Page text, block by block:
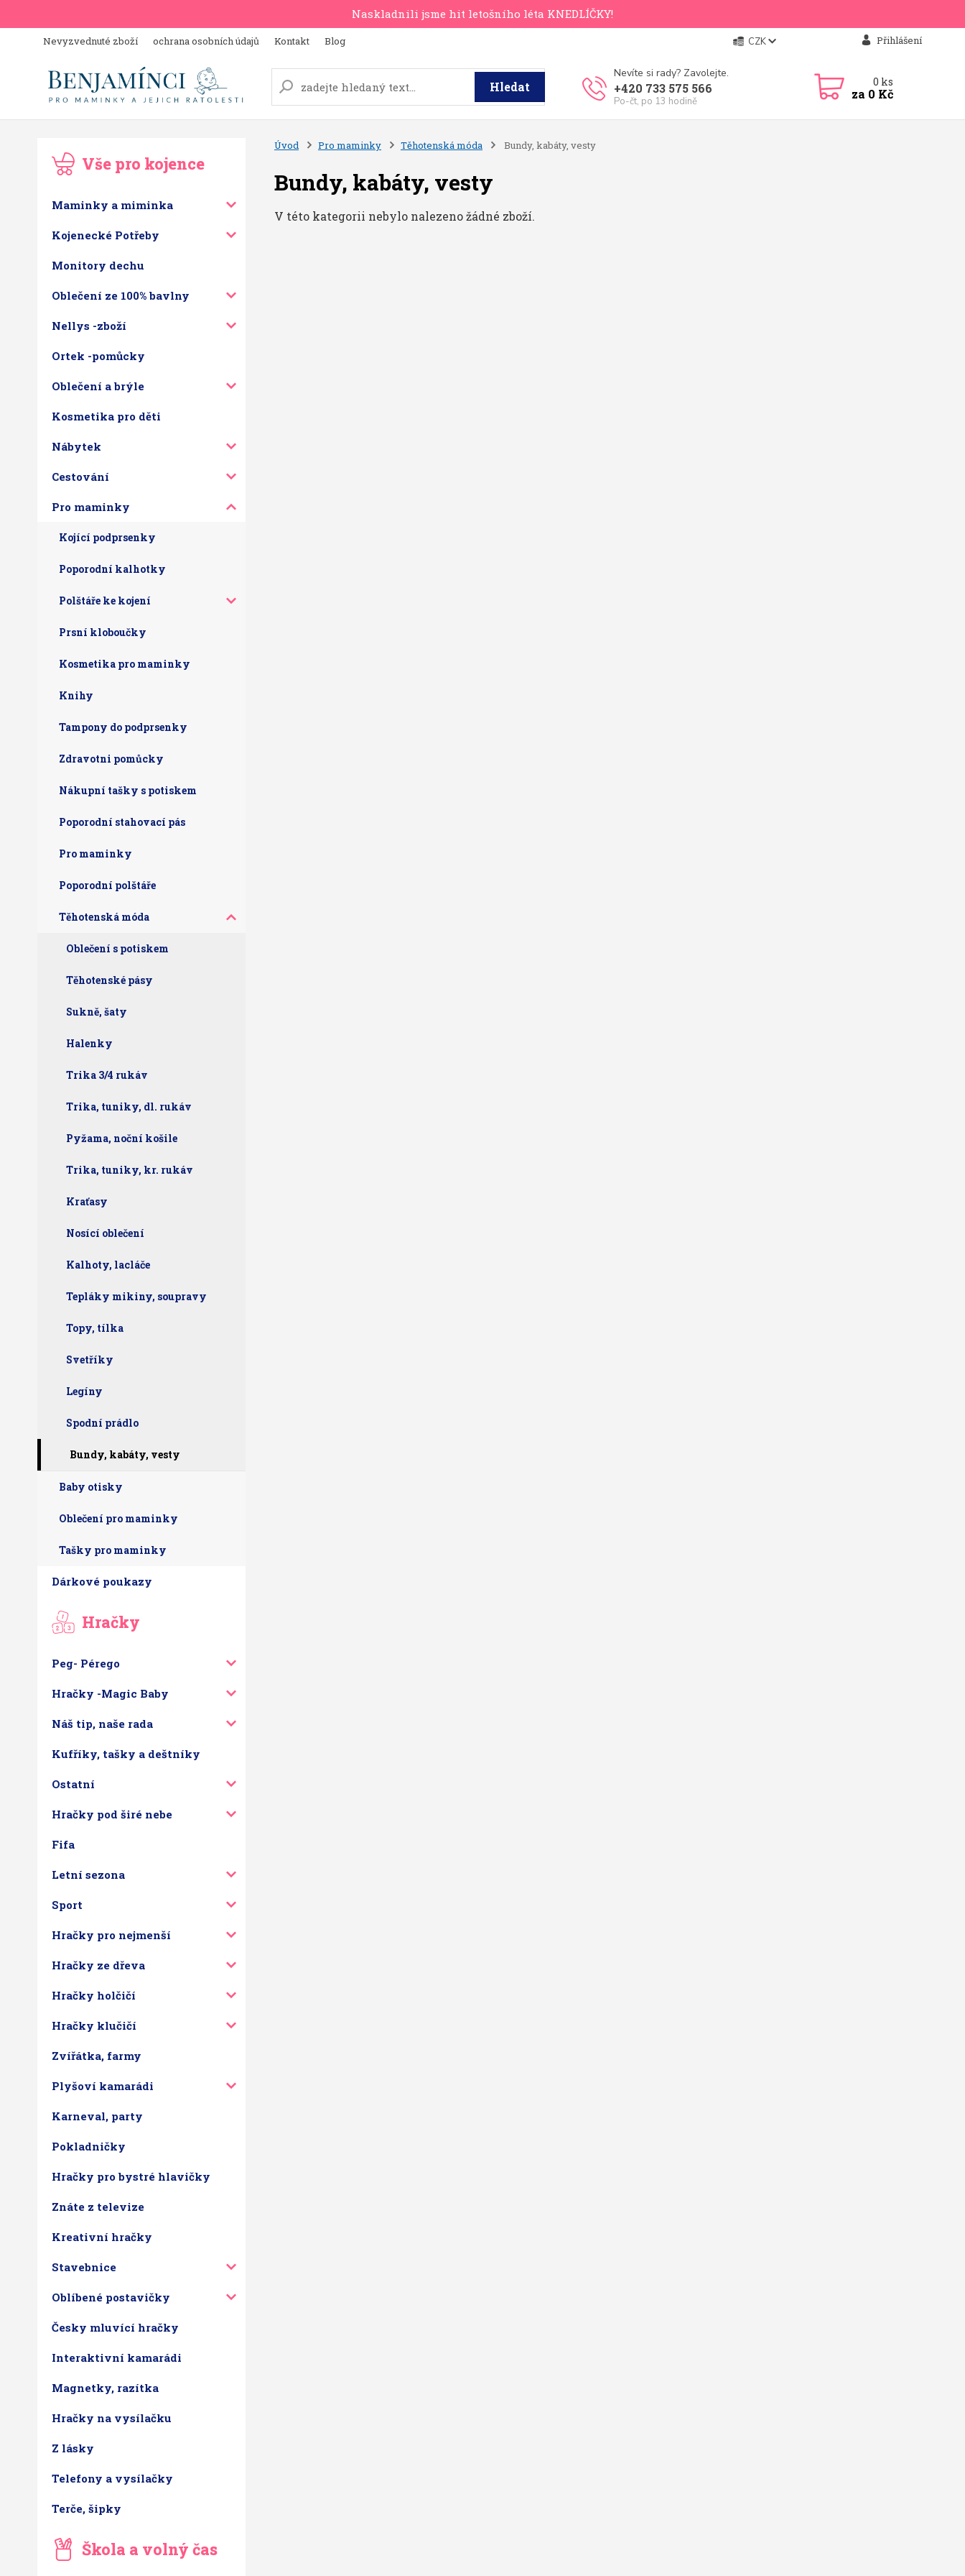
Naskladnili jsme hit letošního léta KNEDLÍČKY!
Nevyzvednuté zboží ochrana osobních údajů Kontakt Blog CZK Přihlášení
Hledat
Nevíte si rady? Zavolejte.
+420 733 575 566
Po-čt, po 13 hodině
0 ks
za 0 Kč
Vše pro kojence
Maminky a miminka
Kojenecké Potřeby
Monitory dechu
Oblečení ze 100% bavlny
Nellys -zboží
Ortek -pomůcky
Oblečení a brýle
Kosmetika pro děti
Nábytek
Cestování
Pro maminky
Kojící podprsenky
Poporodní kalhotky
Polštáře ke kojení
Prsní kloboučky
Kosmetika pro maminky
Knihy
Tampony do podprsenky
Zdravotni pomůcky
Nákupní tašky s potiskem
Poporodní stahovací pás
Pro maminky
Poporodní polštáře
Těhotenská móda
Oblečení s potiskem
Těhotenské pásy
Sukně, šaty
Halenky
Trika 3/4 rukáv
Trika, tuniky, dl. rukáv
Pyžama, noční košile
Trika, tuniky, kr. rukáv
Kraťasy
Nosící oblečení
Kalhoty, lacláče
Tepláky mikiny, soupravy
Topy, tílka
Svetříky
Legíny
Spodní prádlo
Bundy, kabáty, vesty
Baby otisky
Oblečení pro maminky
Tašky pro maminky
Dárkové poukazy
Hračky
Peg- Pérego
Hračky -Magic Baby
Náš tip, naše rada
Kufříky, tašky a deštníky
Ostatní
Hračky pod širé nebe
Fifa
Letní sezona
Sport
Hračky pro nejmenší
Hračky ze dřeva
Hračky holčičí
Hračky klučičí
Zvířátka, farmy
Plyšoví kamarádi
Karneval, party
Pokladničky
Hračky pro bystré hlavičky
Znáte z televize
Kreativní hračky
Stavebnice
Oblíbené postavičky
Česky mluvící hračky
Interaktivní kamarádi
Magnetky, razítka
Hračky na vysílačku
Z lásky
Telefony a vysílačky
Terče, šipky
Škola a volný čas
Úvod Pro maminky Těhotenská móda Bundy, kabáty, vesty
Bundy, kabáty, vesty
V této kategorii nebylo nalezeno žádné zboží.